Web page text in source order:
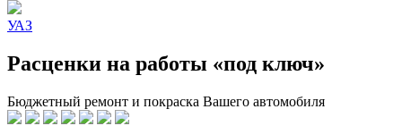
УАЗ
Расценки на работы «под ключ»
Бюджетный ремонт и покраска Вашего автомобиля